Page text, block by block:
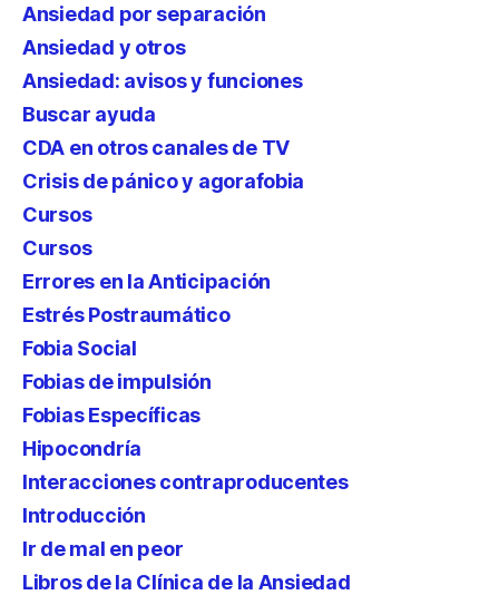
Ansiedad por separación
Ansiedad y otros
Ansiedad: avisos y funciones
Buscar ayuda
CDA en otros canales de TV
Crisis de pánico y agorafobia
Cursos
Cursos
Errores en la Anticipación
Estrés Postraumático
Fobia Social
Fobias de impulsión
Fobias Específicas
Hipocondría
Interacciones contraproducentes
Introducción
Ir de mal en peor
Libros de la Clínica de la Ansiedad